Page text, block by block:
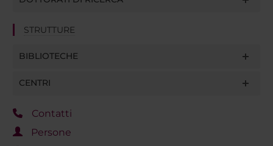
STRUTTURE
BIBLIOTECHE
CENTRI
Contatti
Persone